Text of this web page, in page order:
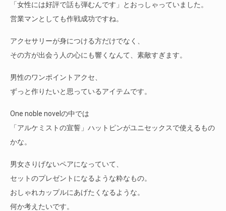
「女性には好評で話も弾むんです」とおっしゃっていました。
営業マンとしても作戦成功ですね。
アクセサリーが身につける方だけでなく、
その方が出会う人の心にも響くなんて、素敵すぎます。
男性のワンポイントアクセ、
ずっと作りたいと思っているアイテムです。
One noble novelの中では
「アルケミストの宣誓」ハットピンがユニセックスで使えるもの
かな。
男女さりげないペアになっていて、
セットのプレゼントになるような粋なもの。
おしゃれカップルにあげたくなるような。
何か考えたいです。